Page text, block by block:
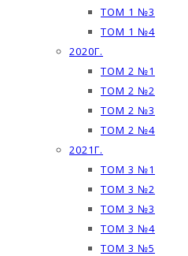
ТОМ 1 №3
ТОМ 1 №4
2020Г.
ТОМ 2 №1
ТОМ 2 №2
ТОМ 2 №3
ТОМ 2 №4
2021Г.
ТОМ 3 №1
ТОМ 3 №2
ТОМ 3 №3
ТОМ 3 №4
ТОМ 3 №5